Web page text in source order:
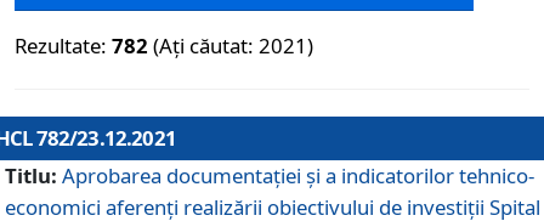
Rezultate: 782 (Ați căutat: 2021)
782/23.12.2021
Titlu: Aprobarea documentației și a indicatorilor tehnico-
economici aferenți realizării obiectivului de investiții Spital